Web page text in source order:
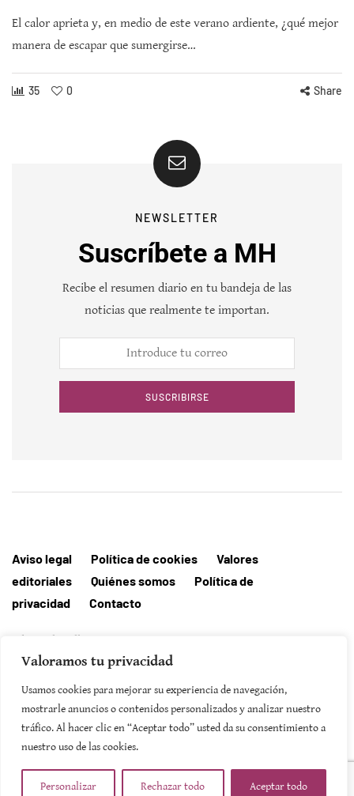
Valoramos tu privacidad
Usamos cookies para mejorar su experiencia de navegación,
mostrarle anuncios o contenidos personalizados y analizar nuestro
tráfico. Al hacer clic en “Aceptar todo” usted da su consentimiento a
nuestro uso de las cookies.
Personalizar Rechazar todo Aceptar todo
El calor aprieta y, en medio de este verano ardiente, ¿qué mejor
manera de escapar que sumergirse…
35 0 Share
NEWSLETTER
Suscríbete a MH
Recibe el resumen diario en tu bandeja de las
noticias que realmente te importan.
SUSCRIBIRSE
Aviso legal Política de cookies
Valores
editoriales
Quiénes somos
Política de
privacidad
Contacto
Editorial MallorcaHora
SUSCRIBIRSE